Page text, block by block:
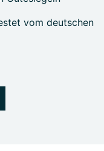
vom deutschen